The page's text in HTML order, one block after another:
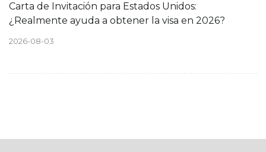
Carta de Invitación para Estados Unidos:
¿Realmente ayuda a obtener la visa en 2026?
2026-08-03